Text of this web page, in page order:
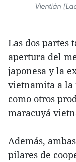
Vientián
Las dos partes
apertura del
japonesa y la
vietnamita a la
como otros
maracuyá
Además,
pilares de